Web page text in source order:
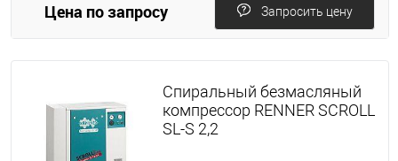
Цена по запросу Запросить цену
Спиральный безмасляный
компрессор RENNER SCROLL
SL-S 2,2